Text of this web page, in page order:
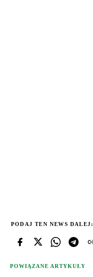
PODAJ TEN NEWS DALEJ:
POWIĄZANE ARTYKUŁY